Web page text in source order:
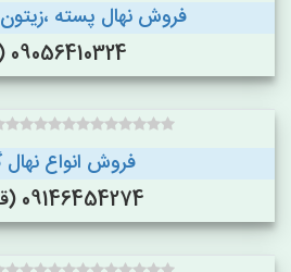
فروش نهال پسته
09056410324 (قم)
فروش انواع نهال
09146454274 (قزوین)